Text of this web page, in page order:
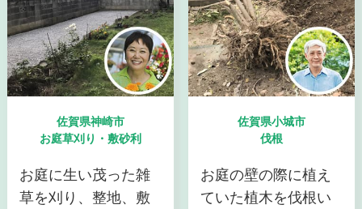
佐賀県神崎市
お庭草刈り・敷砂利
お庭に生い茂った雑
草を刈り、整地、敷
佐賀県小城市
伐根
お庭の壁の際に植え
ていた植木を伐根い